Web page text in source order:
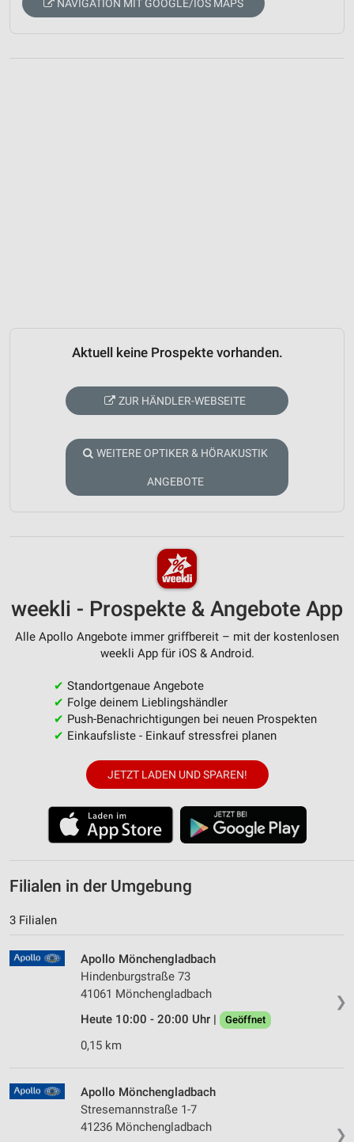
NAVIGATION MIT GOOGLE/IOS MAPS
Aktuell keine Prospekte vorhanden.
ZUR HÄNDLER-WEBSEITE
WEITERE OPTIKER & HÖRAKUSTIK
ANGEBOTE
weekli - Prospekte & Angebote App
Alle Apollo Angebote immer griffbereit – mit der kostenlosen
weekli App für iOS & Android.
✔ Standortgenaue Angebote
✔ Folge deinem Lieblingshändler
✔ Push-Benachrichtigungen bei neuen Prospekten
✔ Einkaufsliste - Einkauf stressfrei planen
JETZT LADEN UND SPAREN!
Filialen in der Umgebung
3 Filialen
❯
Apollo Mönchengladbach
Hindenburgstraße 73
41061 Mönchengladbach
Heute 10:00 - 20:00 Uhr |
Geöffnet
0,15 km
❯
Apollo Mönchengladbach
Stresemannstraße 1-7
41236 Mönchengladbach